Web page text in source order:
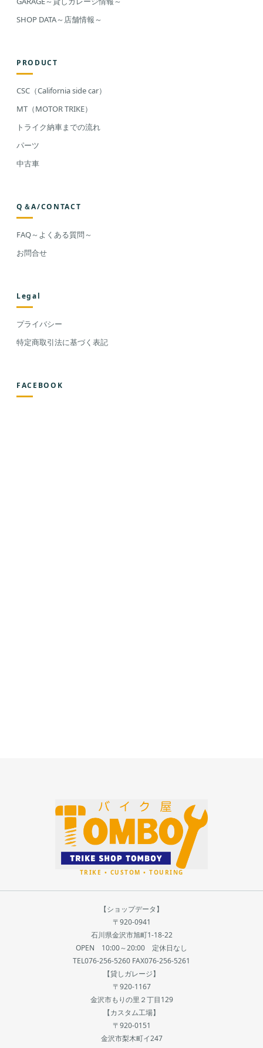
SHOP DATA～店舗情報～
PRODUCT
CSC（California side car）
MT（MOTOR TRIKE）
トライク納車までの流れ
パーツ
中古車
Q＆A/CONTACT
FAQ～よくある質問～
お問合せ
Legal
プライバシー
特定商取引法に基づく表記
FACEBOOK
【ショップデータ】
〒920-0941
石川県金沢市旭町1-18-22
OPEN 10:00～20:00 定休日なし
TEL076-256-5260 FAX076-256-5261
【貸しガレージ】
〒920-1167
金沢市もりの里２丁目129
【カスタム工場】
〒920-0151
金沢市梨木町イ247